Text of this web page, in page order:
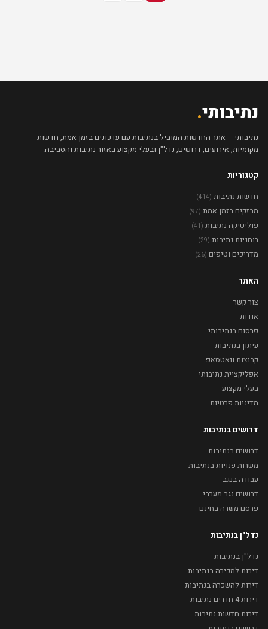
נתיבותי.
נתיבותי – אתר החדשות המוביל בנתיבות עם עדכונים בזמן אמת, חדשות
מקומיות, אירועים, דרושים, נדל"ן ובעלי מקצוע באזור נתיבות והסביבה.
קטגוריות
חדשות נתיבות (414)
מבזקים בזמן אמת (97)
פוליטיקה נתיבות (41)
רוחניות נתיבות (29)
מדריכים וטיפים (26)
האתר
צור קשר
אודות
פרסום בנתיבותי
עיתון בנתיבות
קבוצות וואטסאפ
אפליקציית נתיבותי
בעלי מקצוע
מדיניות פרטיות
דרושים בנתיבות
דרושים בנתיבות
משרות פנויות בנתיבות
עבודה בנגב
דרושים נגב מערבי
פרסם משרה בחינם
נדל"ן בנתיבות
נדל"ן בנתיבות
דירות למכירה בנתיבות
דירות להשכרה בנתיבות
דירות 4 חדרים נתיבות
דירות חדשות נתיבות